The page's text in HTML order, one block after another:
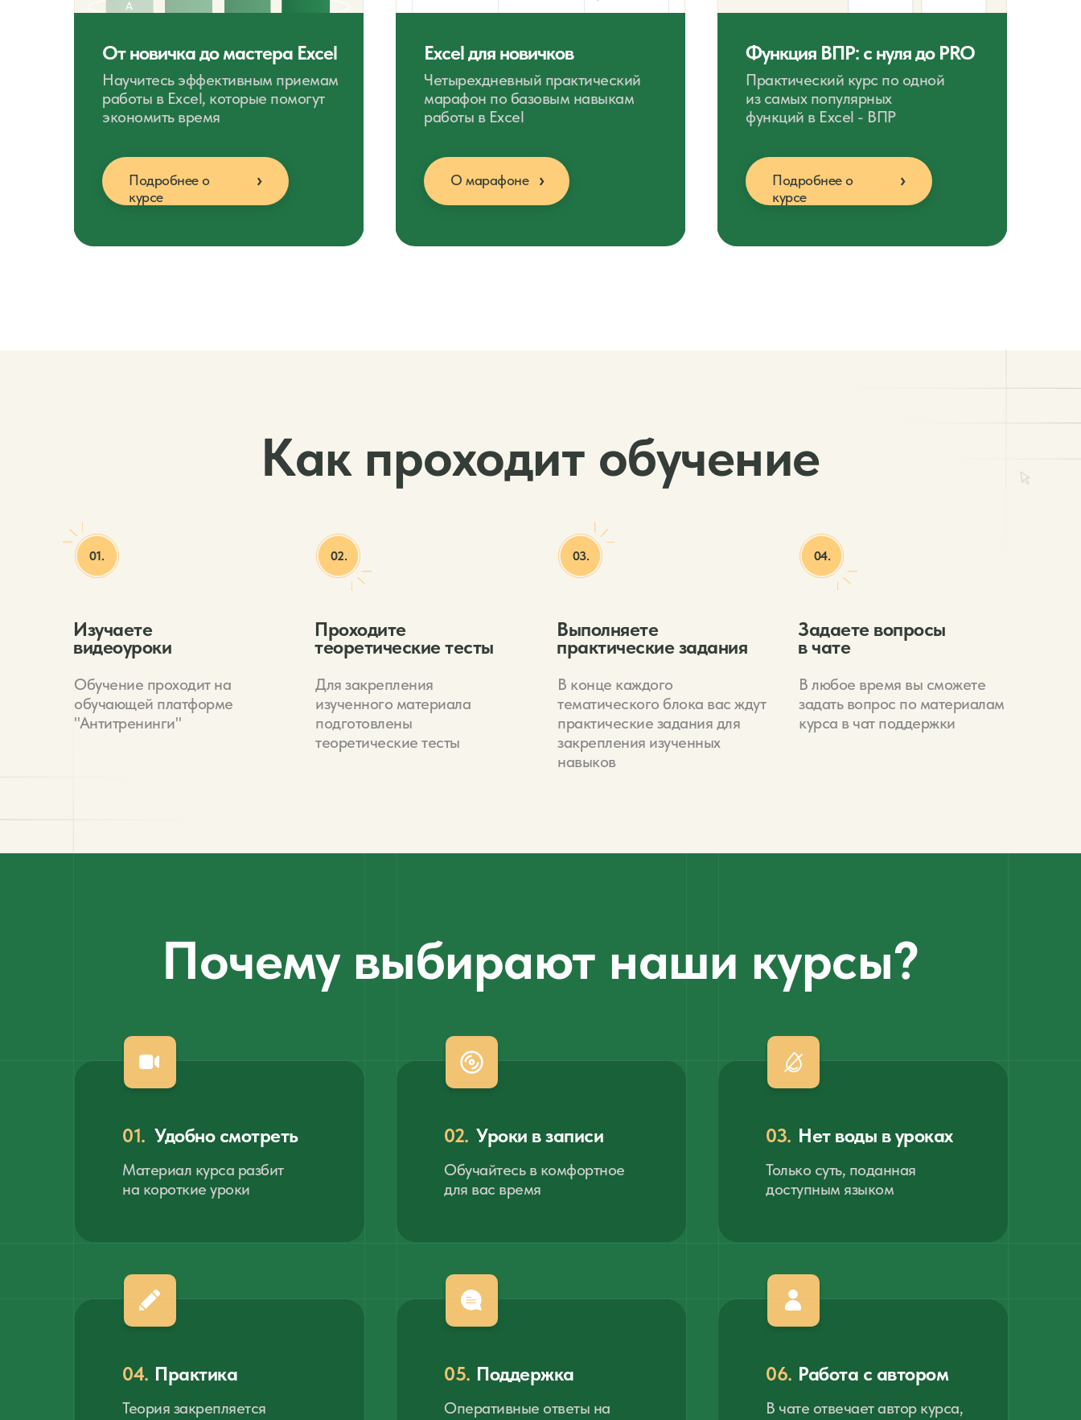
От новичка до мастера Excel
Научитесь эффективным приемам
работы в Excel, которые помогут
экономить время
Подробнее о
курсе
Excel для новичков
Четырехдневный практический
марафон по базовым навыкам
работы в Excel
О марафоне
Функция ВПР: c нуля до PRO
Практический курс по одной
из самых популярных
функций в Excel - ВПР
Подробнее о
курсе
Как проходит обучение
Обучение проходит на
обучающей платформе
"Антитренинги"
Изучаете
видеоуроки
01.
Для закрепления
изученного материала
подготовлены
теоретические тесты
Проходите
теоретические тесты
02.
В конце каждого
тематического блока вас ждут
практические задания для
закрепления изученных
навыков
Выполняете
практические задания
03.
В любое время вы сможете
задать вопрос по материалам
курса в чат поддержки
Задаете вопросы
в чате
04.
Почему выбирают наши курсы?
Материал курса разбит
на короткие уроки
01. Удобно смотреть
Обучайтесь в комфортное
для вас время
02. Уроки в записи
Только суть, поданная
доступным языком
03. Нет воды в уроках
Теория закрепляется
04. Практика
Оперативные ответы на
05. Поддержка
В чате отвечает автор курса,
06. Работа с автором